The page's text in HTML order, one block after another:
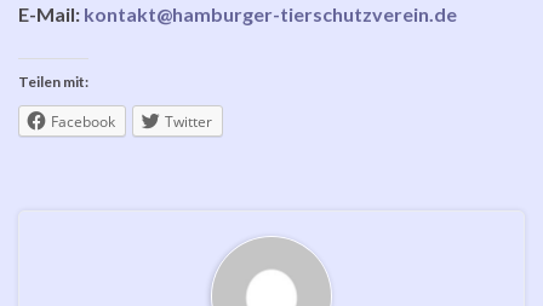
E-Mail: kontakt@hamburger-tierschutzverein.de
Teilen mit:
Facebook Twitter